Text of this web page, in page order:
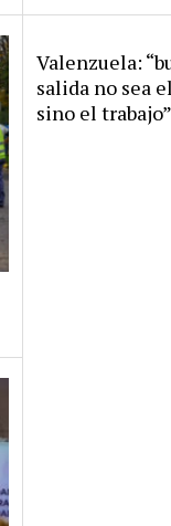
Valenzuela:
salida no sea
sino el trabajo”